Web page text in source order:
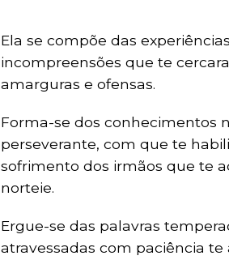
Ela se compõe das
incompreensões que te
amarguras e ofensas.
Forma-se dos conhecimentos
perseverante, com que te
sofrimento dos irmãos que te
norteie.
Ergue-se das palavras
atravessadas com paciência